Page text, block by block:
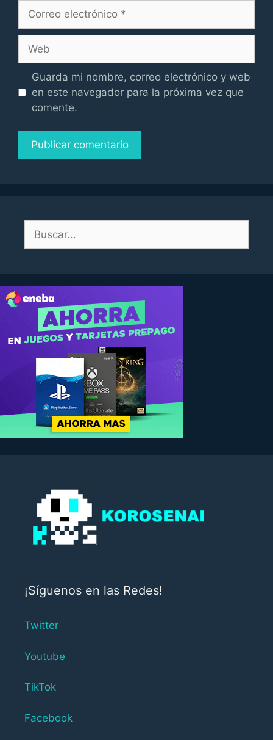
electrónico
Guarda mi nombre, correo electrónico y web
en este navegador para la próxima vez que
comente.
Buscar:
¡Síguenos en las Redes!
Twitter
Youtube
TikTok
Facebook